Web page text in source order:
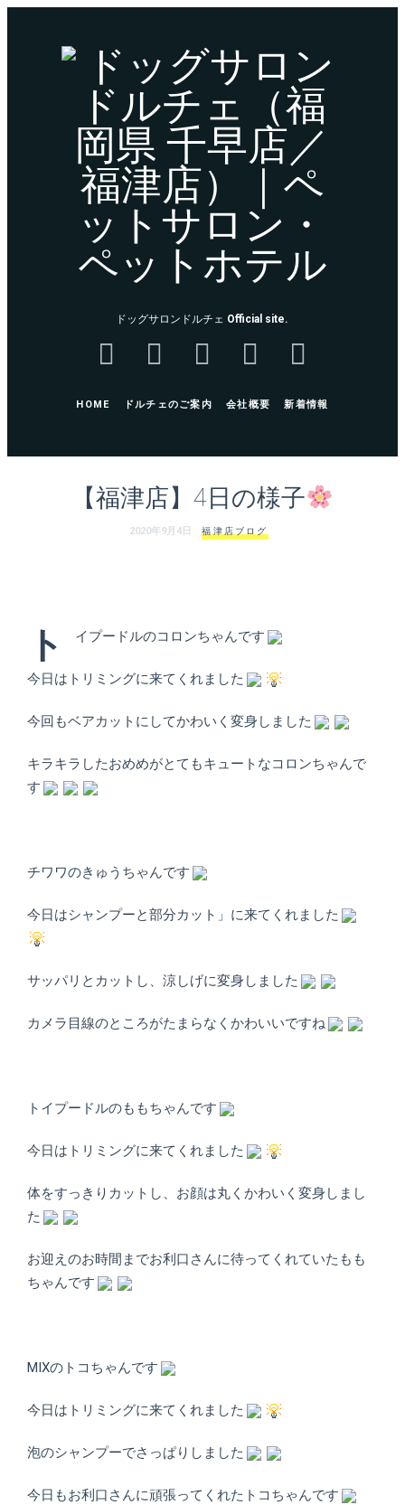
ド
ッ
グ
サ
ロ
ン
ル
ェ
（福
岡
早
店
／
福
津
｜
ペ
ト
サ
ン・
ペ
ッ
ト
ホ
テ
ドッグサロンドルチェ Official site.
HOME ドルチェのご案内 会社概要 新着情報
【福津店】4日の様子
2020年9月4日 福津店ブログ
ト イプードルのコロンちゃんです
今日はトリミングに来てくれました
今回もベアカットにしてかわいく変身しました
キラキラしたおめめがとてもキュートなコロンちゃんで
す
チワワのきゅうちゃんです
今日はシャンプーと部分カット」に来てくれました
サッパリとカットし、涼しげに変身しました
カメラ目線のところがたまらなくかわいいですね
トイプードルのももちゃんです
今日はトリミングに来てくれました
体をすっきりカットし、お顔は丸くかわいく変身しまし
た
お迎えのお時間までお利口さんに待ってくれていたもも
ちゃんです
MIXのトコちゃんです
今日はトリミングに来てくれました
泡のシャンプーでさっぱりしました
今日もお利口さんに頑張ってくれたトコちゃんです